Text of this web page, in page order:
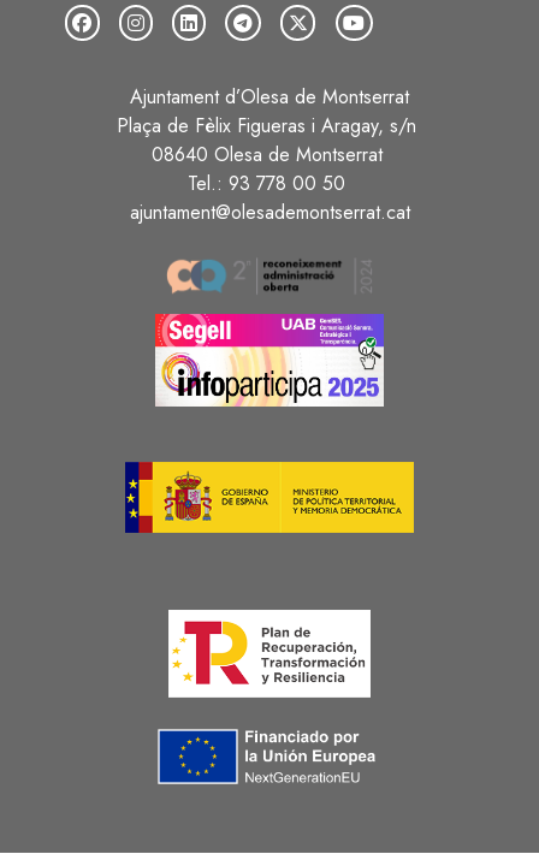
Ajuntament d’Olesa de Montserrat
Plaça de Fèlix Figueras i Aragay, s/n
08640 Olesa de Montserrat
Tel.: 93 778 00 50
ajuntament@olesademontserrat.cat
Image
Image
Image